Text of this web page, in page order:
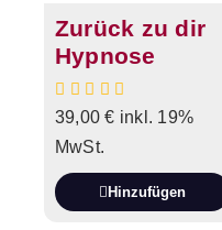
Zurück zu dir
Hypnose
39,00€ inkl. 19%
MwSt.
Hinzufügen